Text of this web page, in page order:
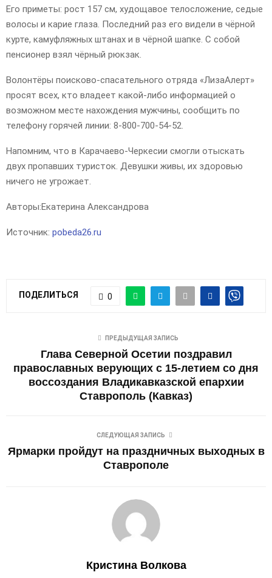
Его приметы: рост 157 см, худощавое телосложение, седые
волосы и карие глаза. Последний раз его видели в чёрной
курте, камуфляжных штанах и в чёрной шапке. С собой
пенсионер взял чёрный рюкзак.
Волонтёры поисково-спасательного отряда «ЛизаАлерт»
просят всех, кто владеет какой-либо информацией о
возможном месте нахождения мужчины, сообщить по
телефону горячей линии: 8-800-700-54-52.
Напомним, что в Карачаево-Черкесии смогли отыскать
двух пропавших туристок. Девушки живы, их здоровью
ничего не угрожает.
Авторы:Екатерина Александрова
Источник: pobeda26.ru
ПОДЕЛИТЬСЯ 0
ПРЕДЫДУЩАЯ ЗАПИСЬ
Глава Северной Осетии поздравил
православных верующих с 15-летием со дня
воссоздания Владикавказской епархии
Ставрополь (Кавказ)
СЛЕДУЮЩАЯ ЗАПИСЬ
Ярмарки пройдут на праздничных выходных в
Ставрополе
Кристина Волкова